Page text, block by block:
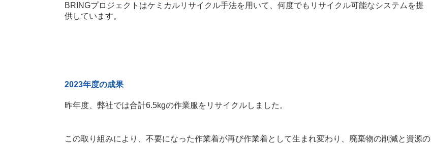
BRINGプロジェクトはケミカルリサイクル手法を用いて、何度でもリサイクル可能なシステムを提
供しています。
2023年度の成果
昨年度、弊社では合計6.5kgの作業服をリサイクルしました。
この取り組みにより、不要になった作業着が再び作業着として生まれ変わり、廃棄物の削減と資源の